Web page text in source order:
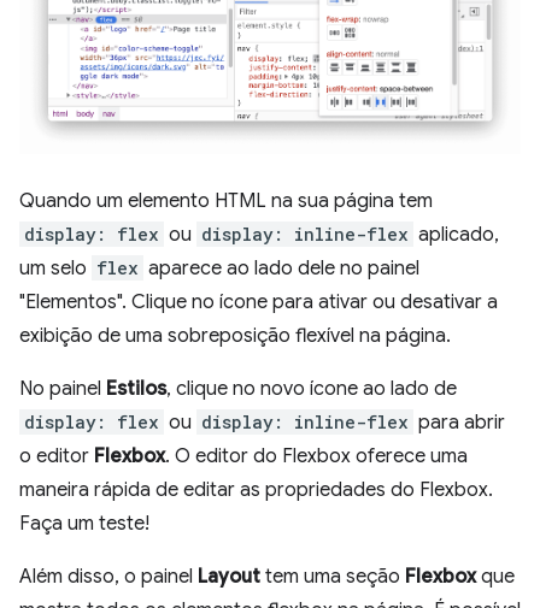
Quando um elemento HTML na sua página tem
display: flex ou display: inline-flex aplicado,
um selo flex aparece ao lado dele no painel
"Elementos". Clique no ícone para ativar ou desativar a
exibição de uma sobreposição flexível na página.
No painel Estilos, clique no novo ícone ao lado de
display: flex ou display: inline-flex para abrir
o editor Flexbox. O editor do Flexbox oferece uma
maneira rápida de editar as propriedades do Flexbox.
Faça um teste!
Além disso, o painel Layout tem uma seção Flexboxque